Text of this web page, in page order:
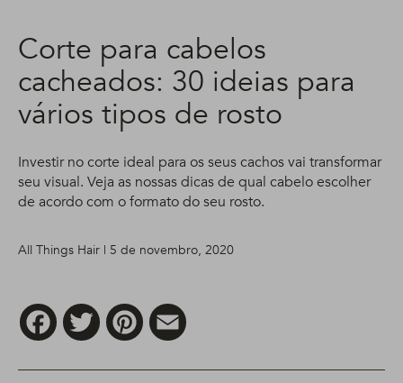
Corte para cabelos
cacheados: 30 ideias para
vários tipos de rosto
Investir no corte ideal para os seus cachos vai transformar
seu visual. Veja as nossas dicas de qual cabelo escolher
de acordo com o formato do seu rosto.
All Things Hair | 5 de novembro, 2020
FacebookTwitter Pinterest